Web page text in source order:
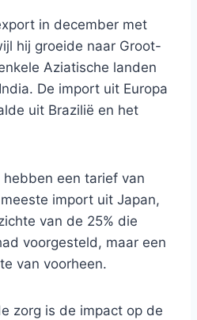
in december met
hij groeide naar Groot-
Aziatische landen
De import uit Europa
uit Brazilië en het
een tarief van
import uit Japan,
van de 25% die
voorgesteld, maar een
van voorheen.
zorg is de impact op de